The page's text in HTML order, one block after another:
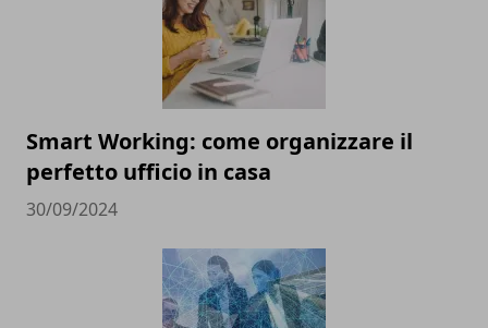
Smart Working: come organizzare il
perfetto ufficio in casa
30/09/2024